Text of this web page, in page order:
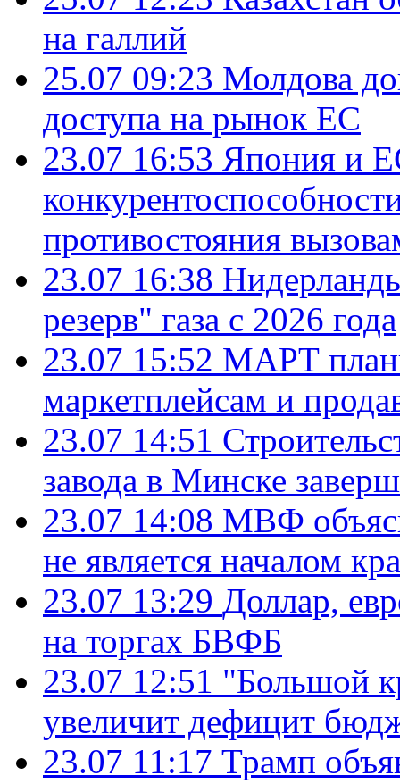
на галлий
25.07 09:23 Молдова
доступа на рынок ЕС
23.07 16:53 Япония и
противостояния
23.07 16:38
резерв" газа с 2026 года
23.07 15:52 МАРТ
маркетплейсам и
23.07 14:51
завода в Минске
23.07 14:08 МВФ
не является началом
23.07 13:29 Доллар,
на торгах БВФБ
23.07 12:51 "Большой
увеличит дефицит
23.07 11:17 Трамп